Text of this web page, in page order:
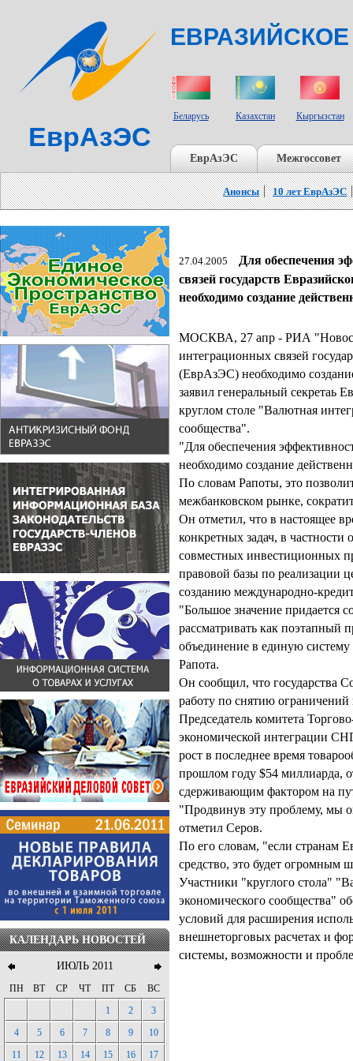
ЕврАзЭС
Беларусь Казахстан Кыргызстан
ЕврАзЭС Межгоссовет
Анонсы 10 лет ЕврАзЭС
КАЛЕНДАРЬ НОВОСТЕЙ
ИЮЛЬ 2011
ПН ВТ СР ЧТ ПТ СБ
ВС
1
2
3
4
5 6 7 8 9
10
11
12 13 14 15 16
17
27.04.2005
Для обеспечения
связей государств
необходимо создание
МОСКВА, 27 апр - РИА
интеграционных связей
(ЕврАзЭС) необходимо
заявил генеральный секретаь
круглом столе "Валютная
сообщества".
"Для обеспечения
необходимо создание
По словам Рапоты, это
межбанковском рынке,
Он отметил, что в настоящее
конкретных задач, в
совместных инвестиционных
правовой базы по реализации
созданию международно-
"Большое значение придается
рассматривать как поэтапный
объединение в единую
Рапота.
Он сообщил, что государства
работу по снятию
Председатель комитета
экономической интеграции
рост в последнее время
прошлом году $54 миллиарда,
сдерживающим фактором на
"Продвинув эту проблему, мы
отметил Серов.
По его словам, "если странам
средство, это будет огромным
Участники "круглого стола"
экономического сообщества"
условий для расширения
внешнеторговых расчетах и
системы, возможности и